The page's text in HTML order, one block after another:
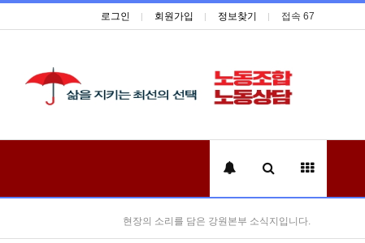
로그인 회원가입 정보찾기 접속 67
현장의 소리를 담은 강원본부 소식지입니다.